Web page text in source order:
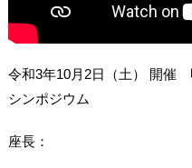
令和3年10月2日（土） 開催
シンポジウム
座長：